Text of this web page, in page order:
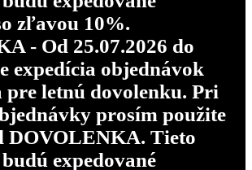
zľavou 10%.
- Od 25.07.2026 do
expedícia objednávok
pre letnú dovolenku. Pri
prosím použite
DOVOLENKA. Tieto
expedované